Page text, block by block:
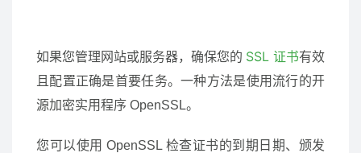
如果您管理网站或服务器，确保您的 SSL 证书有效
且配置正确是首要任务。一种方法是使用流行的开
源加密实用程序 OpenSSL。
您可以使用 OpenSSL 检查证书的到期日期、颁发